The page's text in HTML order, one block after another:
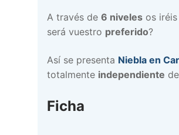
A través de 6 niveles os
será vuestro preferido?
Así se presenta Niebla en
totalmente independiente de
Ficha